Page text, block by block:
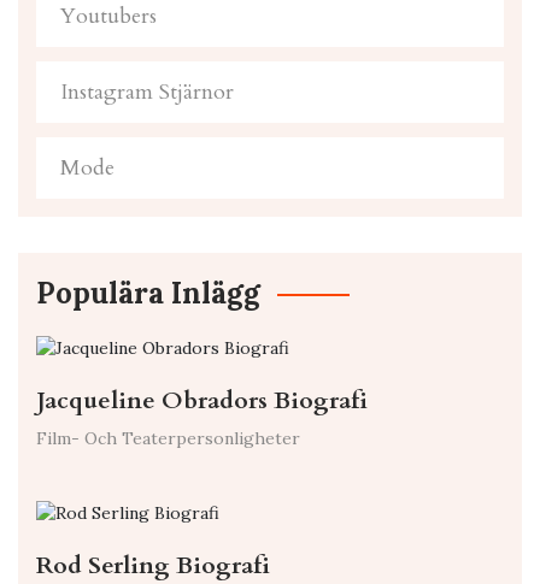
Youtubers
Instagram Stjärnor
Mode
Populära Inlägg
Jacqueline Obradors Biografi
Film- Och Teaterpersonligheter
Rod Serling Biografi